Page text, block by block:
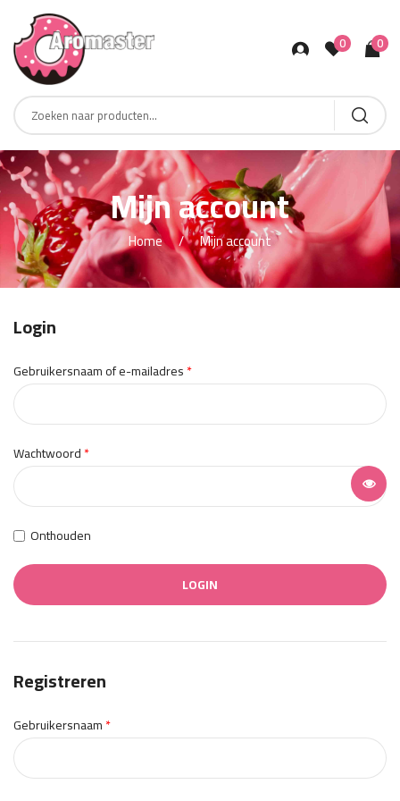
Products
search
0 0
Mijn account
Home Mijn account
Login
Gebruikersnaam of e-mailadres*Vereist
Wachtwoord*Vereist
Onthouden
LOGIN
Registreren
Gebruikersnaam*Vereist